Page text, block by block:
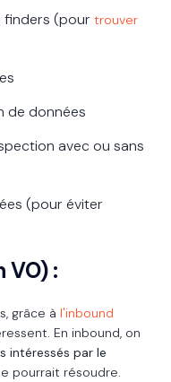
finders (pour trouver
de données
avec ou sans
(pour éviter
VO) :
grâce à l'inbound
En inbound, on
intéressés par le
pourrait résoudre.